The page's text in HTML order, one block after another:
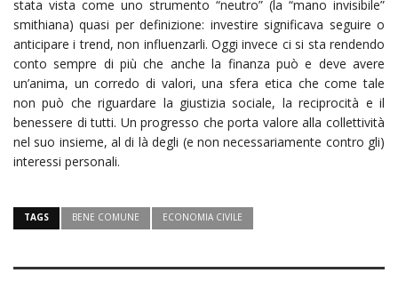
stata vista come uno strumento “neutro” (la “mano invisibile”
smithiana) quasi per definizione: investire significava seguire o
anticipare i trend, non influenzarli. Oggi invece ci si sta rendendo
conto sempre di più che anche la finanza può e deve avere
un’anima, un corredo di valori, una sfera etica che come tale
non può che riguardare la giustizia sociale, la reciprocità e il
benessere di tutti. Un progresso che porta valore alla collettività
nel suo insieme, al di là degli (e non necessariamente contro gli)
interessi personali.
TAGS BENE COMUNE ECONOMIA CIVILE